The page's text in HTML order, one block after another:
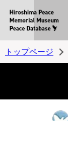
トップページ